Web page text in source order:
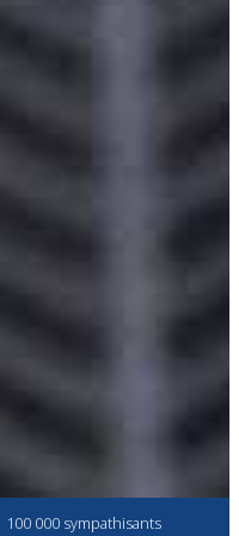
100 000 sympathisants